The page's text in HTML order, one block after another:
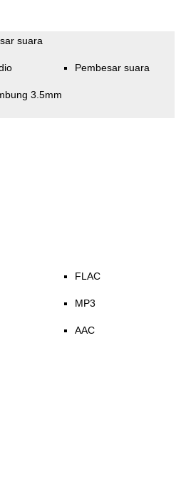
suara
3.5mm
Pembesar suara
FLAC
MP3
AAC